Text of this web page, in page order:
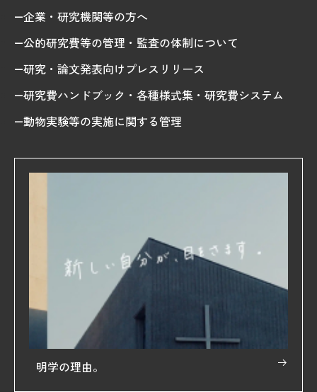
企業・研究機関等の方へ
公的研究費等の管理・監査の体制について
研究・論文発表向けプレスリリース
研究費ハンドブック・各種様式集・研究費システム
動物実験等の実施に関する管理
明学の理由。